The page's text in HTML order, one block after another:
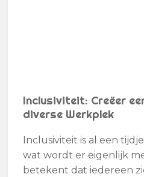
Inclusiviteit: Creëer
diverse Werkplek
Inclusiviteit is al een
wat wordt er eigenlijk
betekent dat iedereen